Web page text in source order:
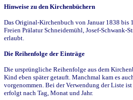
Hinweise zu den Kirchenbüchern
Das Original-Kirchenbuch von Januar 1838
Freien Prälatur Schneidemühl, Josef-Schwank-
erlaubt.
Die Reihenfolge der Einträge
Die ursprüngliche Reihenfolge aus dem
Kind eben später getauft. Manchmal kam es
vorgenommen. Bei der Verwendung der Liste
erfolgt nach Tag, Monat und Jahr.